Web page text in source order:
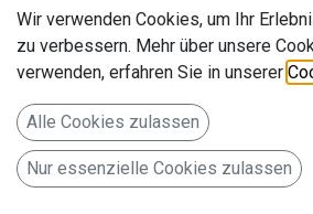
Hersteller: ACV
Artikelnummer: 381114-10-1
acv GmbH
41812 Erkelenz
Deutschland www.acvgmbh.de
Wir verwenden Cookies, um Ihr
zu verbessern. Mehr über unsere
verwenden, erfahren Sie in unserer
Alle Cookies zulassen
Nur essenzielle Cookies zulassen